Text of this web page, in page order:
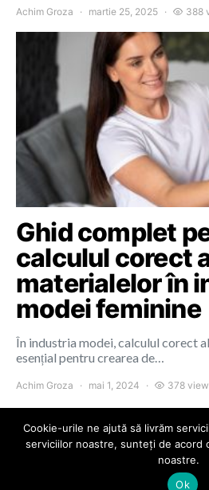
Achim Groza martie 25, 2025 388
Ghid complet
calculul corect
materialelor în
modei feminine
În industria modei, calculul corect
esențial pentru crearea de…
Achim Groza mai 1, 2024 378
Colours of
Cookie-urile ne ajută să livrăm
serviciilor noastre, sunteți de acord
noastre.
Ok